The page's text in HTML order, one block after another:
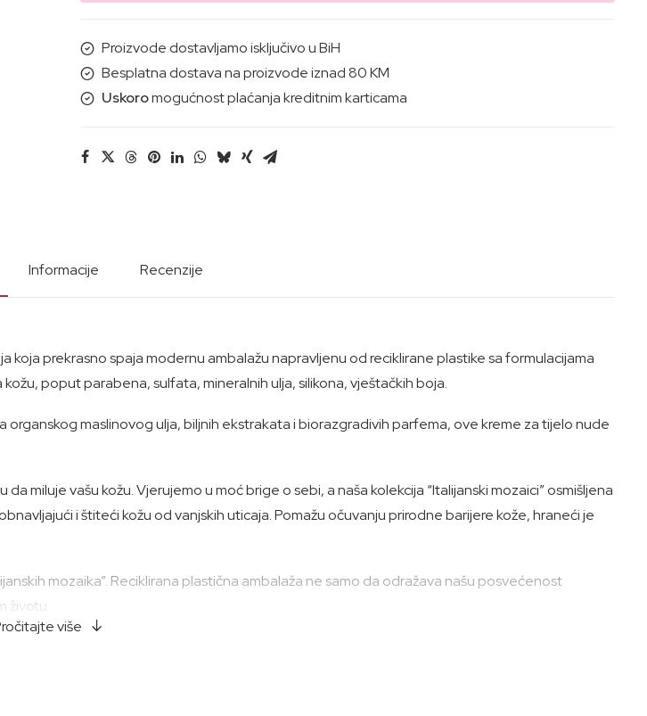
(mozaik)
200ML
količina
Proizvode dostavljamo isključivo u BiH
Besplatna dostava na proizvode iznad 80 KM
Uskoromogućnost plaćanja kreditnim karticama
Informacije Recenzije
koja prekrasno spaja modernu ambalažu napravljenu od reciklirane plastike sa formulacijama
poput parabena, sulfata, mineralnih ulja, silikona, vještačkih boja.
organskog maslinovog ulja, biljnih ekstrakata i biorazgradivih parfema, ove kreme za tijelo nude
vašu kožu. Vjerujemo u moć brige o sebi, a naša kolekcija “Italijanski mozaici” osmišljena
i štiteći kožu od vanjskih uticaja. Pomažu očuvanju prirodne barijere kože, hraneći je
mozaika”. Reciklirana plastična ambalaža ne samo da odražava našu posvećenost
životu.
više